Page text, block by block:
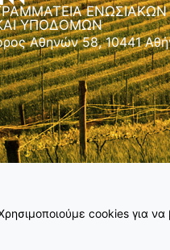
ΕΝΩΣΙΑΚΩΝ
ΥΠΟΔΟΜΩΝ
Αθηνών 58, 10441
cookies για